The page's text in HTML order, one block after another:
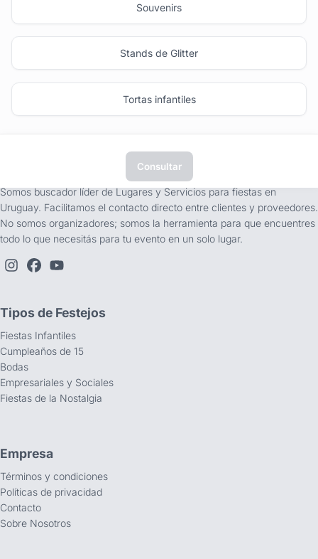
Souvenirs
Stands de Glitter
Tortas infantiles
Consultar
Somos buscador líder de Lugares y Servicios para fiestas en
Uruguay. Facilitamos el contacto directo entre clientes y proveedores.
No somos organizadores; somos la herramienta para que encuentres
todo lo que necesitás para tu evento en un solo lugar.
Tipos de Festejos
Fiestas Infantiles
Cumpleaños de 15
Bodas
Empresariales y Sociales
Fiestas de la Nostalgia
Empresa
Términos y condiciones
Políticas de privacidad
Contacto
Sobre Nosotros